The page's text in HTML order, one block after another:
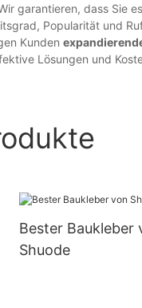
garantieren, dass Sie
Popularität und
Kunden
Lösungen und
Bester Baukleber
Shuode